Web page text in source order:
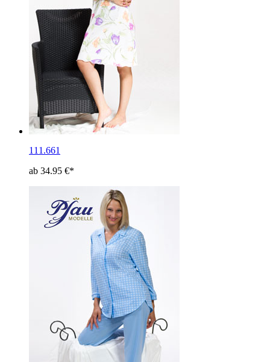
111.661
ab 34.95 €*